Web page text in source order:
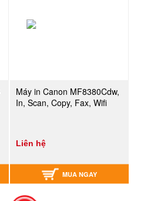
Máy in Canon MF8380Cdw,
In, Scan, Copy, Fax, Wifi
Liên hệ
MUA NGAY